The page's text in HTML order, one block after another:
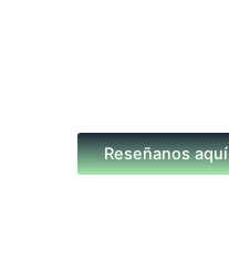
Reseñanos aquí